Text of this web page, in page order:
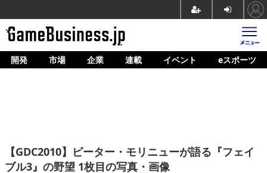
ホーム
企業動向
開発 市場 企業 連載 イベント eスポーツ
【GDC2010】ピーター・モリニューが語る『フェイ
ブル3』の野望 1枚目の写真・画像